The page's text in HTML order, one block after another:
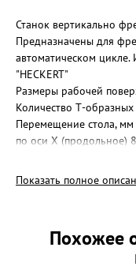
Станок вертикально
Предназначены для
автоматическом
"HECKERT"
Размеры рабочей
Количество Т-
Перемещение стола, мм
по оси Х (продольное)
по оси Z (вертикальное)
Поворот стола в град.
Мощность привода
Показать полное
Похожее